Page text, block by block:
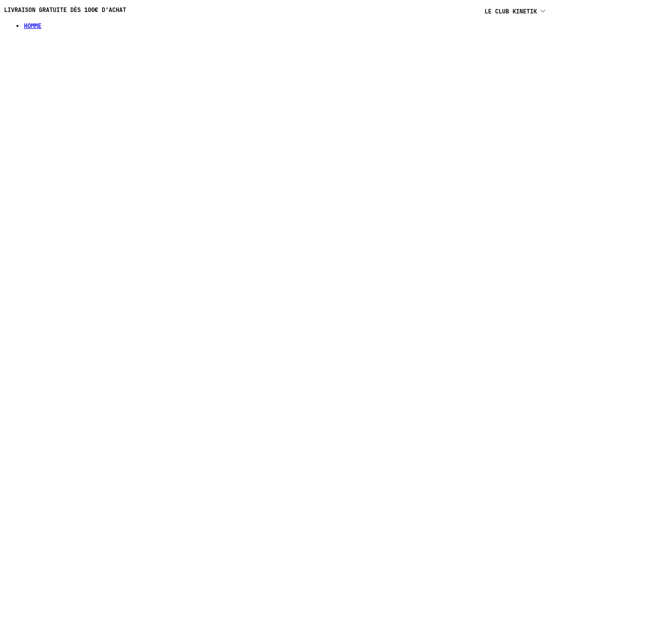
LIVRAISON GRATUITE DÈS 100€ D'ACHAT
HOMME
LE CLUB KINETIK